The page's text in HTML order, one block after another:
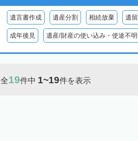
岩内郡共和町 岩内郡岩内町 二海郡八
余市郡仁木町 余市郡余市町 余市郡赤
空知郡上富良野町 空知郡中富良野町
雨竜郡北竜町 雨竜郡沼田町
遺言書作成 遺産分割 相続放棄 遺
成年後見 遺産/財産の使い込み・使途不
全19件中 1~19件を表示